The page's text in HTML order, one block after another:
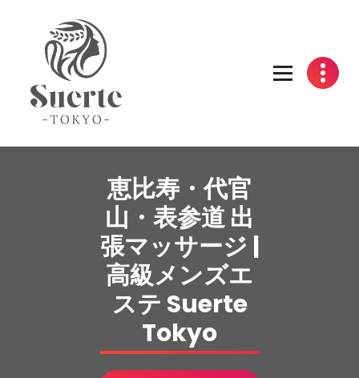
content
恵比寿・代官
山・表参道 出
張マッサージ |
高級メンズエ
ステ Suerte
Tokyo